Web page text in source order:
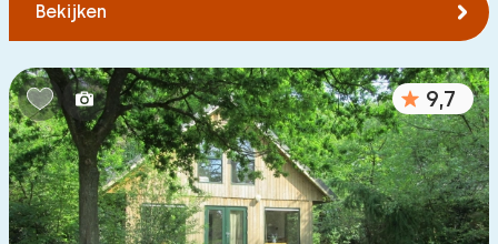
Slaapkamers:
1 2 3 4 5
Badkamers:
Bekijken
9,7